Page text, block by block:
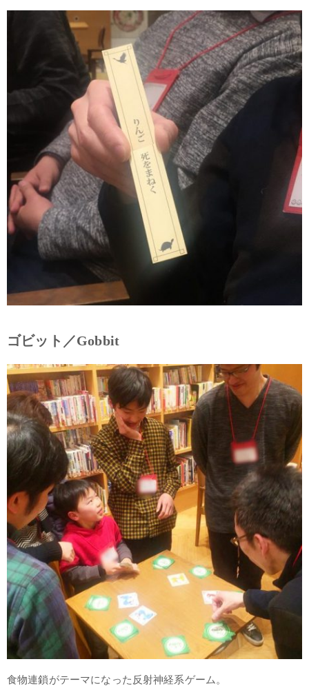
ゴビット／Gobbit
食物連鎖がテーマになった反射神経系ゲーム。